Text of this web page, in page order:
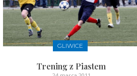
GLIWICE
Trening z Piastem